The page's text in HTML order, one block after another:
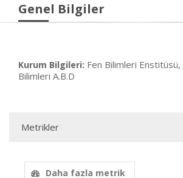
Genel Bilgiler
Kurum Bilgileri: Fen Bilimleri
Bilimleri A.B.D
Metrikler
Daha fazla metrik